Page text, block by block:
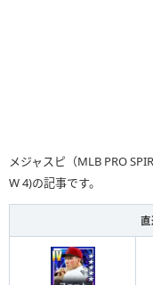
メジャスピ（MLB PRO
W 4)の記事です。